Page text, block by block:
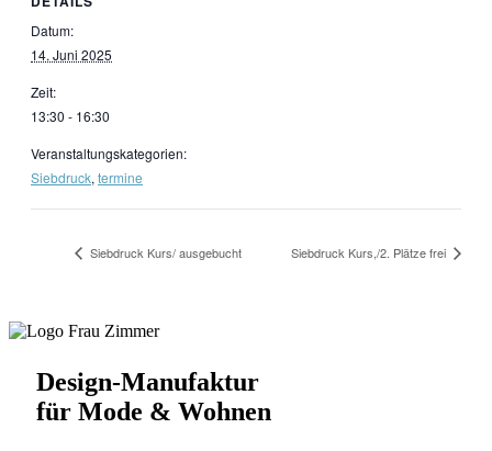
Datum:
14. Juni 2025
Zeit:
13:30 - 16:30
Veranstaltungskategorien:
Siebdruck, termine
Siebdruck Kurs/ ausgebucht Siebdruck Kurs,/2. Plätze frei
Design-Manufaktur
für Mode & Wohnen